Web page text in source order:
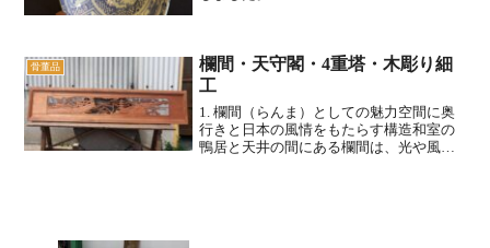
骨董品
欄間・天守閣・4重塔・木彫り細
工
1. 欄間（らんま）としての魅力空間に奥
行きと日本の風情をもたらす構造和室の
鴨居と天井の間にある欄間は、光や風を